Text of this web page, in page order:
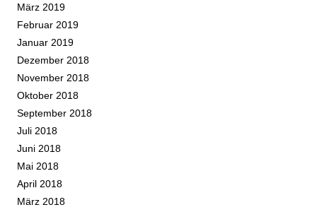
März 2019
Februar 2019
Januar 2019
Dezember 2018
November 2018
Oktober 2018
September 2018
Juli 2018
Juni 2018
Mai 2018
April 2018
März 2018